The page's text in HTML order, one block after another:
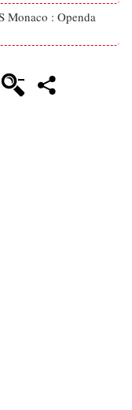
Monaco : Openda